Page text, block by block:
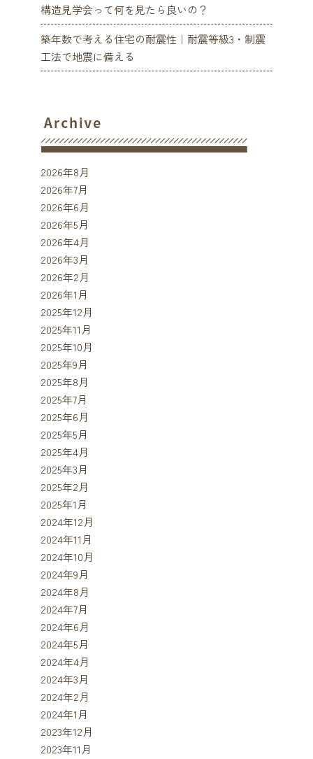
構造見学会って何を見たら良いの？
築年数で考える住宅の耐震性｜耐震等級3・制震
工法で地震に備える
2026年8月
2026年7月
2026年6月
2026年5月
2026年4月
2026年3月
2026年2月
2026年1月
2025年12月
2025年11月
2025年10月
2025年9月
2025年8月
2025年7月
2025年6月
2025年5月
2025年4月
2025年3月
2025年2月
2025年1月
2024年12月
2024年11月
2024年10月
2024年9月
2024年8月
2024年7月
2024年6月
2024年5月
2024年4月
2024年3月
2024年2月
2024年1月
2023年12月
2023年11月